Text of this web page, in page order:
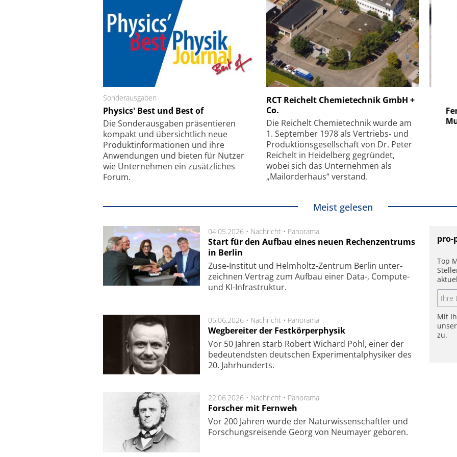
Sonderausgaben
Physics' Best und Best of
Die Sonder­ausgaben präsentieren
kompakt und übersichtlich neue
Produkt­informationen und ihre
Anwendungen und bieten für Nutzer
wie Unternehmen ein zusätzliches
Forum.
RCT Reichelt Chemietechnik GmbH +
Co.
Die Reichelt Chemietechnik wurde am
1. September 1978 als Vertriebs- und
Produktionsgesellschaft von Dr. Peter
Reichelt in Heidelberg gegründet,
wobei sich das Unternehmen als
„Mailorderhaus“ verstand.
Faserkoppler mit Super-
Feinfokussierungsmechanismus
SmarAct GmbH
kleinstem Raum
Meist gelesen
04.05.2026 • Nachricht • Panorama
Start für den Aufbau eines neuen Rechenzentrums
in Berlin
Zuse-Insti­tut und Helm­holtz-Zen­trum Ber­lin un­ter­
zeich­nen Ver­trag zum Auf­bau einer Data-, Compute-
und KI-Infra­struk­tur.
05.06.2026 • Nachricht • Panorama
Wegbereiter der Festkörperphysik
Vor 50 Jahren starb Robert Wichard Pohl, einer der
bedeutendsten deutschen Experimentalphysiker des
20. Jahrhunderts.
22.06.2026 • Nachricht • Panorama
Forscher mit Fernweh
Vor 200 Jahren wurde der Naturwissenschaftler und
Forschungsreisende Georg von Neumayer geboren.
pro-
Top
Mit
zu.